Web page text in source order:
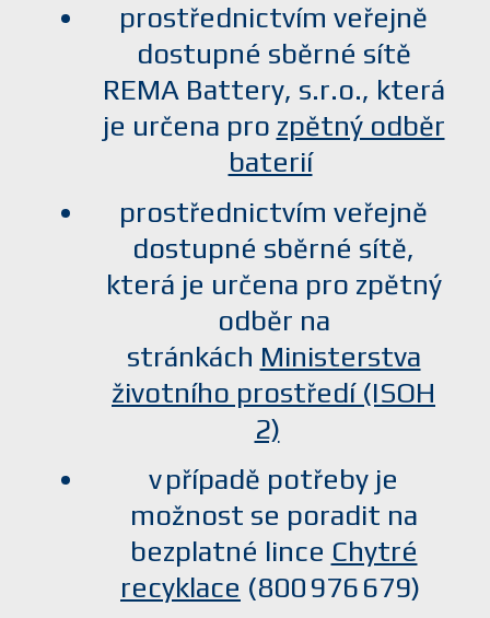
prostřednictvím veřejně
dostupné sběrné sítě
REMA Battery, s.r.o., která
je určena pro zpětný odběr
baterií
prostřednictvím veřejně
dostupné sběrné sítě,
která je určena pro zpětný
odběr na
stránkách Ministerstva
životního prostředí (ISOH
2)
v případě potřeby je
možnost se poradit na
bezplatné lince Chytré
recyklace (800 976 679)